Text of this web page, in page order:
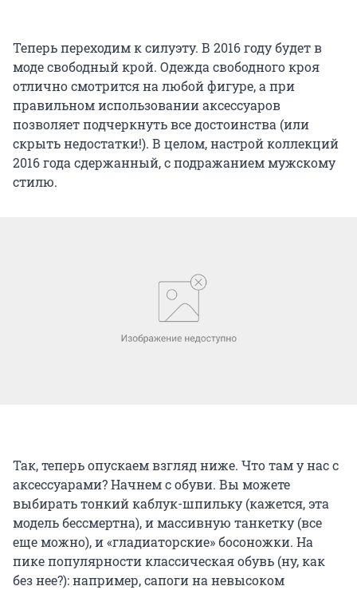
Теперь переходим к силуэту. В 2016 году будет в
моде свободный крой. Одежда свободного кроя
отлично смотрится на любой фигуре, а при
правильном использовании аксессуаров
позволяет подчеркнуть все достоинства (или
скрыть недостатки!). В целом, настрой коллекций
2016 года сдержанный, с подражанием мужскому
стилю.
Так, теперь опускаем взгляд ниже. Что там у нас с
аксессуарами? Начнем с обуви. Вы можете
выбирать тонкий каблук-шпильку (кажется, эта
модель бессмертна), и массивную танкетку (все
еще можно), и «гладиаторские» босоножки. На
пике популярности классическая обувь (ну, как
без нее?): например, сапоги на невысоком